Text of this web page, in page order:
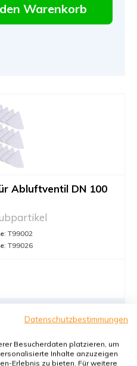
Warenkorb
Abluftventil DN 100
: T99002
: T99026
Warenkorb
Datenschutzbestimmungen
Besucherdaten platzieren, um
Inhalte anzuzeigen
Erlebnis zu bieten. Für weitere